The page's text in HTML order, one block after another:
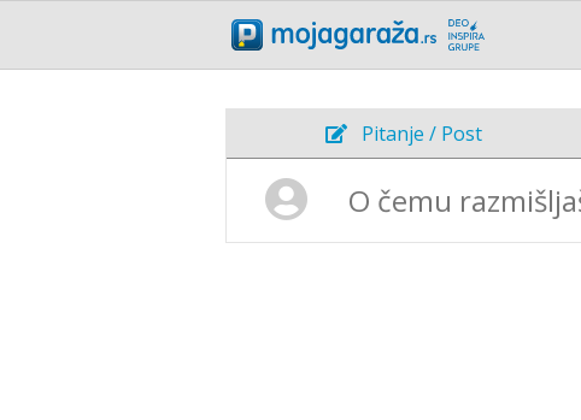
Pitanje / Post